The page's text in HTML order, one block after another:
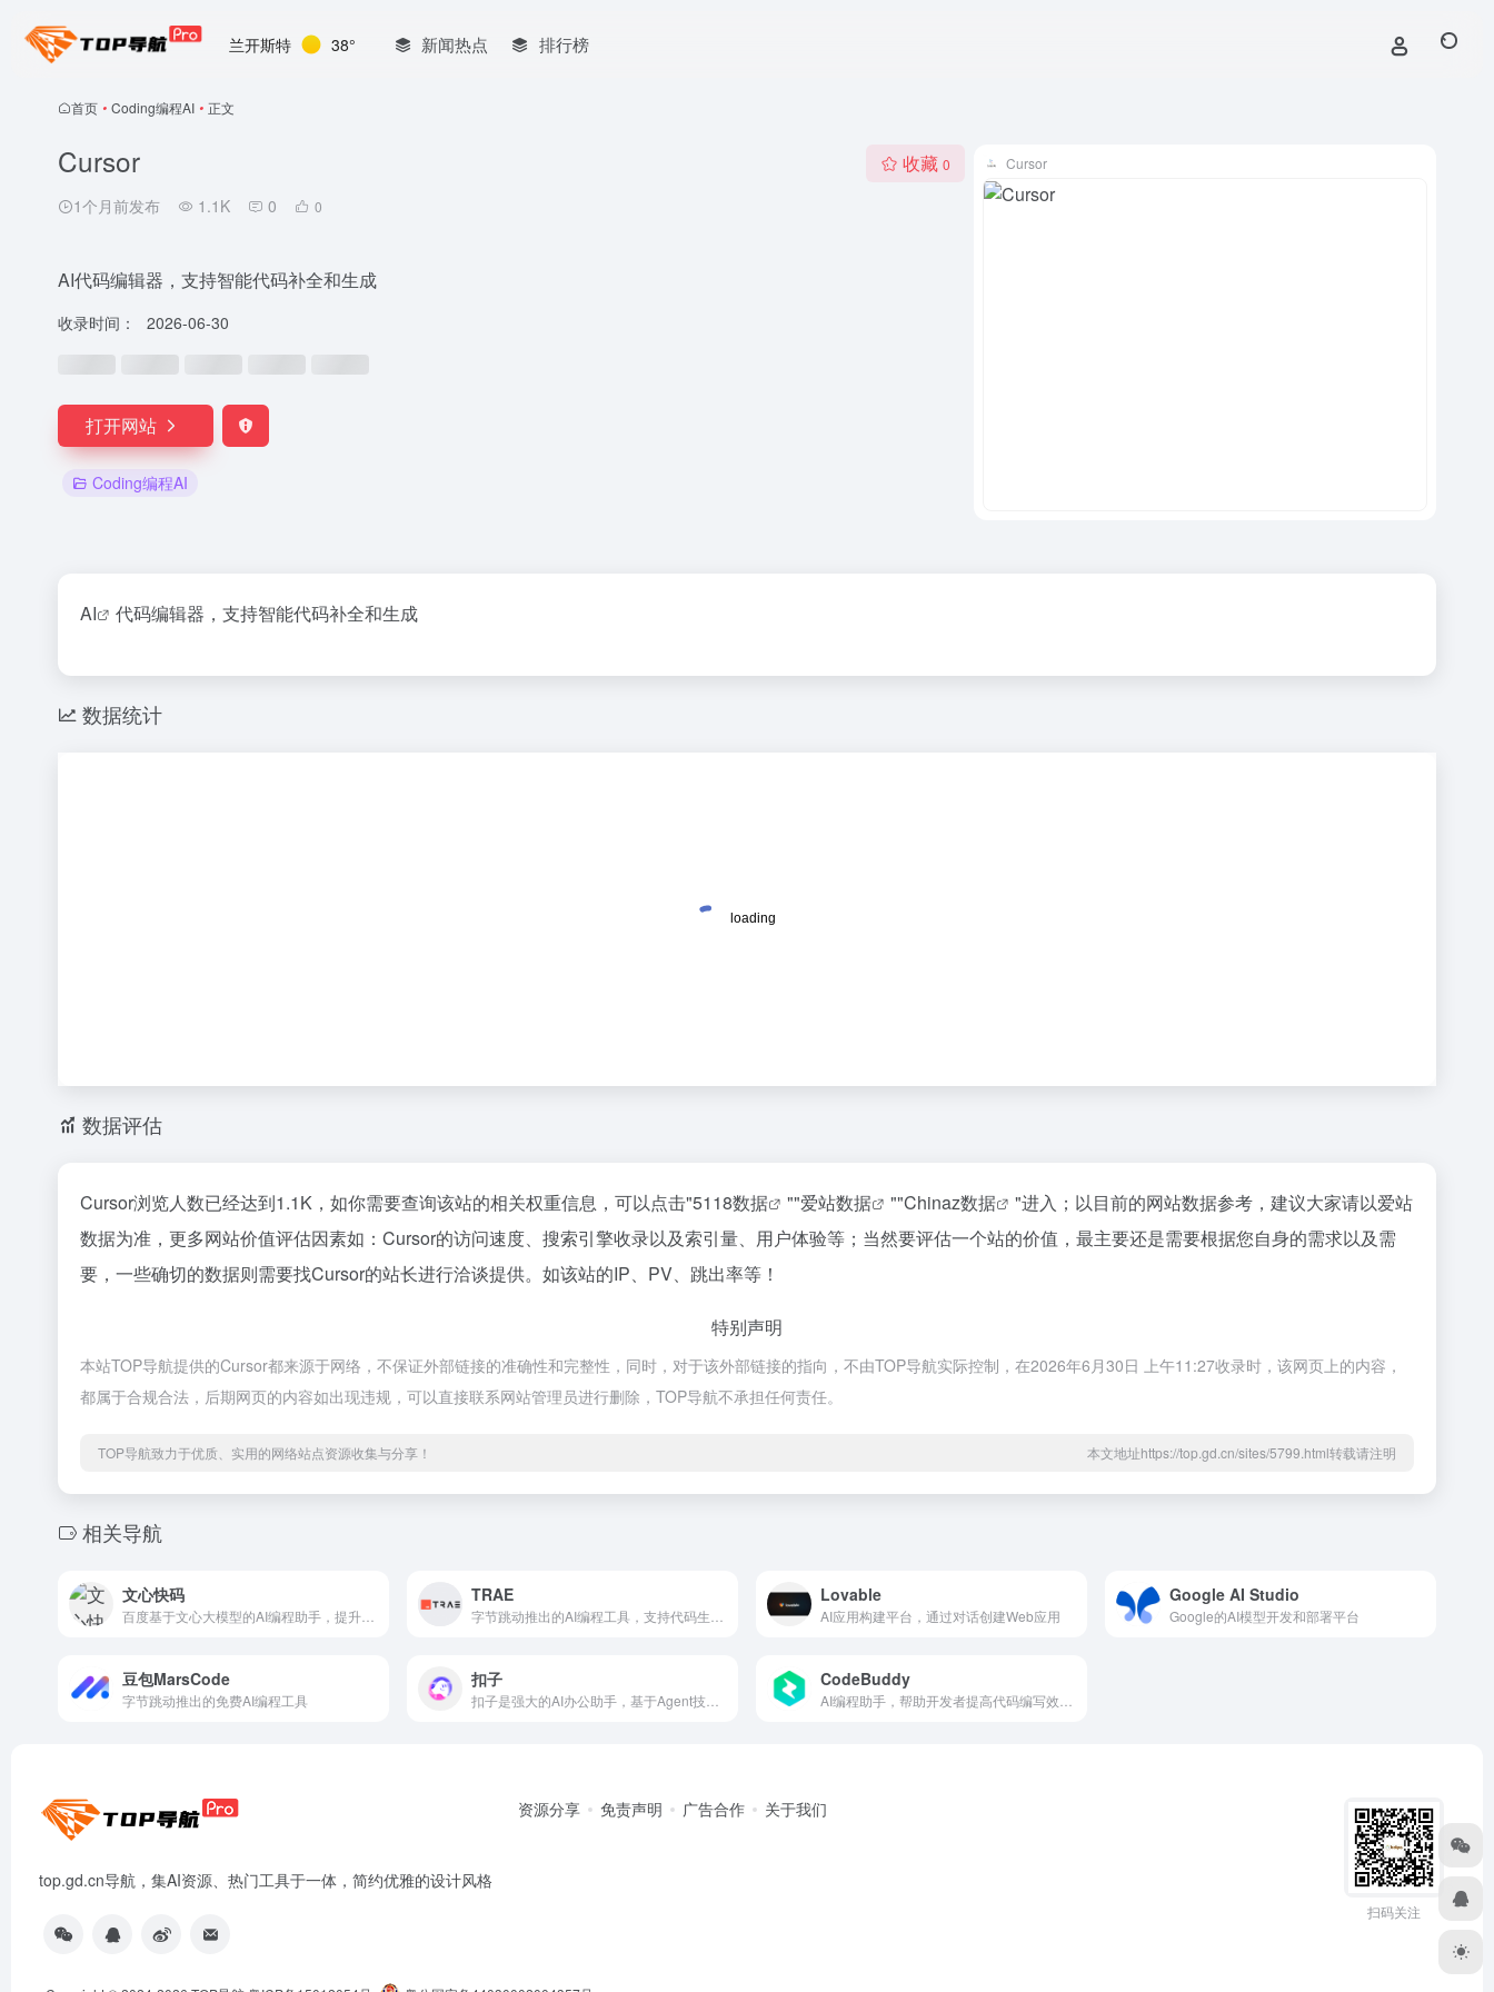
兰开斯特 38° 新闻热点 排行榜
首页 • Coding编程AI • 正文
Cursor
1个月前发布 1.1K 0 0
收藏 0
AI代码编辑器，支持智能代码补全和生成
收录时间： 2026-06-30
打开网站
Coding编程AI
Cursor
AI 代码编辑器，支持智能代码补全和生成
数据统计
数据评估
Cursor浏览人数已经达到1.1K，如你需要查询该站的相关权重信息，可以点击"5118数据 ""爱站数据 ""Chinaz数据
"进入；以目前的网站数据参考，建议大家请以爱站
数据为准，更多网站价值评估因素如：Cursor的访问速度、搜索引擎收录以及索引量、用户体验等；当然要评估一个站的价值，最主要还是需要根据您自身的需求以及需
要，一些确切的数据则需要找Cursor的站长进行洽谈提供。如该站的IP、PV、跳出率等！
特别声明
本站TOP导航提供的Cursor都来源于网络，不保证外部链接的准确性和完整性，同时，对于该外部链接的指向，不由TOP导航实际控制，在2026年6月30日 上午11:27收录时，该网页上的内容，
都属于合规合法，后期网页的内容如出现违规，可以直接联系网站管理员进行删除，TOP导航不承担任何责任。
TOP导航致力于优质、实用的网络站点资源收集与分享！ 本文地址https://top.gd.cn/sites/5799.html转载请注明
相关导航
文心快码 TRAE Lovable
AI应用构建平台，通过对话创建Web应用
Google AI Studio
Google的AI模型开发和部署平台
豆包MarsCode
字节跳动推出的免费AI编程工具
扣子 CodeBuddy
top.gd.cn导航，集AI资源、热门工具于一体，简约优雅的设计风格
资源分享 免责声明 广告合作 关于我们
扫码关注